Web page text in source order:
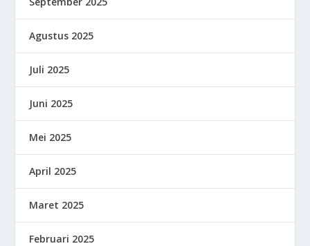
Agustus 2025
Juli 2025
Juni 2025
Mei 2025
April 2025
Maret 2025
Februari 2025